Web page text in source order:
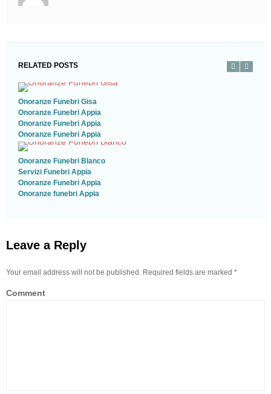
RELATED POSTS
Onoranze Funebri Gisa
Onoranze Funebri Appia
Onoranze Funebri Appia
Onoranze Funebri Appia
Onoranze Funebri Blanco
Servizi Funebri Appia
Onoranze Funebri Appia
Onoranze funebri Appia
Leave a Reply
Your email address will not be published. Required fields are marked *
Comment